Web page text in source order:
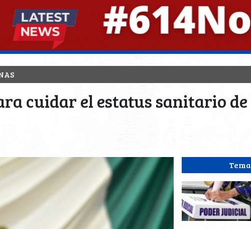
cuidar el estatus sanitario de